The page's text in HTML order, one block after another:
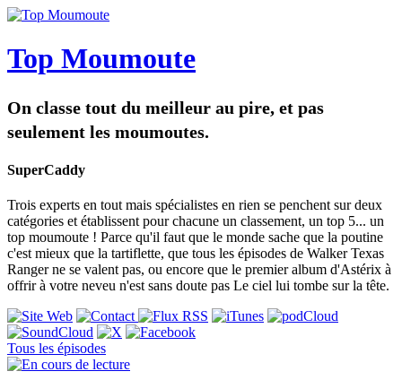
Top Moumoute
On classe tout du meilleur au pire, et pas
seulement les moumoutes.
SuperCaddy
Trois experts en tout mais spécialistes en rien se penchent sur deux
catégories et établissent pour chacune un classement, un top 5... un
top moumoute ! Parce qu'il faut que le monde sache que la poutine
c'est mieux que la tartiflette, que tous les épisodes de Walker Texas
Ranger ne se valent pas, ou encore que le premier album d'Astérix à
offrir à votre neveu n'est sans doute pas Le ciel lui tombe sur la tête.
Tous les épisodes